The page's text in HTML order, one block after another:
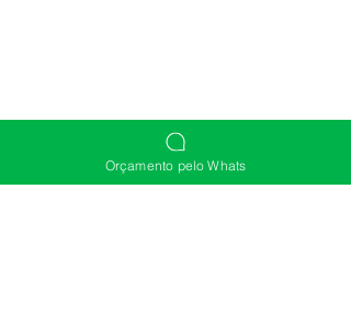
Orçamento pelo Whats